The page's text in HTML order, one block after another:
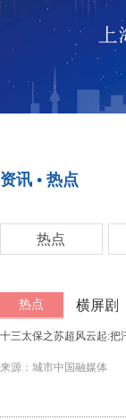
资讯 • 热点
热点
热点 横屏剧
十三太保之苏超风云起:
来源：城市中国融媒体